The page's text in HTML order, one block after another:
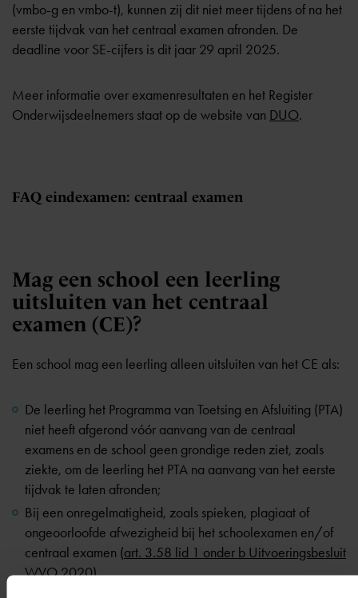
(vmbo-g en vmbo-t), kunnen zij dit niet meer tijdens of na het
eerste tijdvak van het centraal examen afronden. De
deadline voor SE-cijfers is dit jaar 29 april 2025.
Meer informatie over examenresultaten en het Register
Onderwijsdeelnemers staat op de website van DUO.
FAQ eindexamen: centraal examen
Mag een school een leerling
uitsluiten van het centraal
examen (CE)?
Een school mag een leerling alleen uitsluiten van het CE als:
De leerling het Programma van Toetsing en Afsluiting (PTA)
niet heeft afgerond vóór aanvang van de centraal
examens en de school geen grondige reden ziet, zoals
ziekte, om de leerling het PTA na aanvang van het eerste
tijdvak te laten afronden;
Bij een onregelmatigheid, zoals spieken, plagiaat of
ongeoorloofde afwezigheid bij het schoolexamen en/of
centraal examen (art. 3.58 lid 1 onder b Uitvoeringsbesluit
WVO 2020).